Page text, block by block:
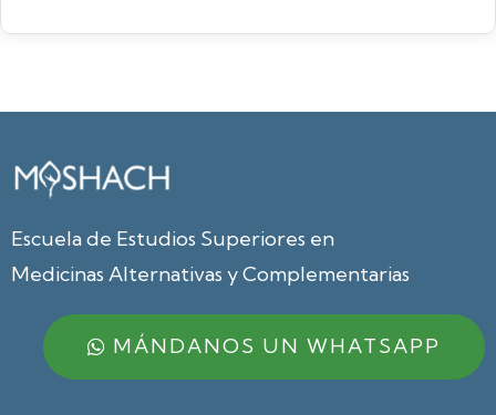
Escuela de Estudios Superiores en
Medicinas Alternativas y Complementarias
MÁNDANOS UN WHATSAPP